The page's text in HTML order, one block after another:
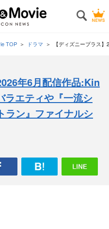
TOP ドラマ 【ディズニープラス
年6月配信作品:Kin
エティや『一流シ
ラン』ファイナルシ